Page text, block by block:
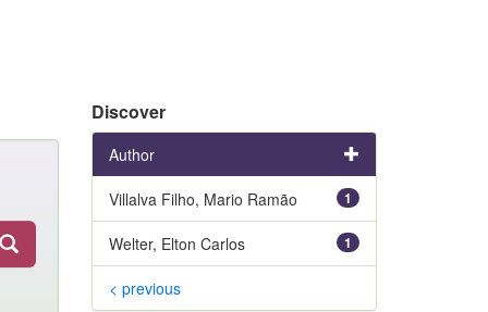
Discover
Author
1
Villalva Filho, Mario Ramão
1
Welter, Elton Carlos
< previous